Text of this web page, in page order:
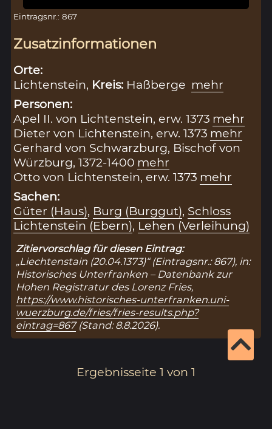
Eintragsnr.: 867
Zusatzinformationen
Orte:
Lichtenstein, Kreis: Haßberge mehr
Personen:
Apel II. von Lichtenstein, erw. 1373 mehr
Dieter von Lichtenstein, erw. 1373 mehr
Gerhard von Schwarzburg, Bischof von
Würzburg, 1372-1400 mehr
Otto von Lichtenstein, erw. 1373 mehr
Sachen:
Güter (Haus), Burg (Burggut), Schloss
Lichtenstein (Ebern), Lehen (Verleihung)
Zitiervorschlag für diesen Eintrag:
„Liechtenstain (20.04.1373)“ (Eintragsnr.: 867), in:
Historisches Unterfranken – Datenbank zur
Hohen Registratur des Lorenz Fries,
https://www.historisches-unterfranken.uni-
wuerzburg.de/fries/fries-results.php?
eintrag=867(Stand: 8.8.2026).
Ergebnisseite 1 von 1